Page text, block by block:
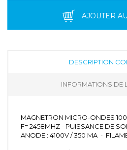
AJOUTER
DESCRIPTION
INFORMATIONS DE
MAGNETRON MICRO-ONDES
F= 2458MHZ - PUISSANCE DE
ANODE : 4100V / 350 MA -